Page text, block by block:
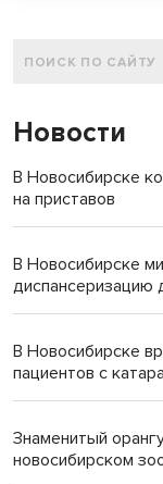
Новости
В Новосибирске
на приставов
В Новосибирске
диспансеризацию
В Новосибирске
пациентов с
Знаменитый
новосибирском